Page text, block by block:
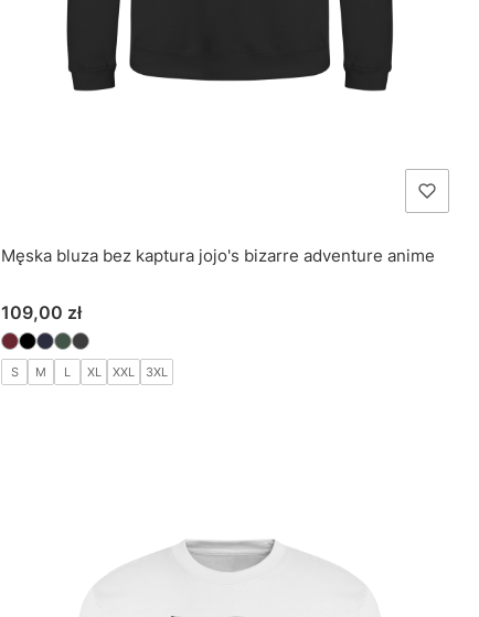
Męska bluza bez kaptura jojo's bizarre adventure anime
Cena
109,00 zł
S M L XL XXL 3XL